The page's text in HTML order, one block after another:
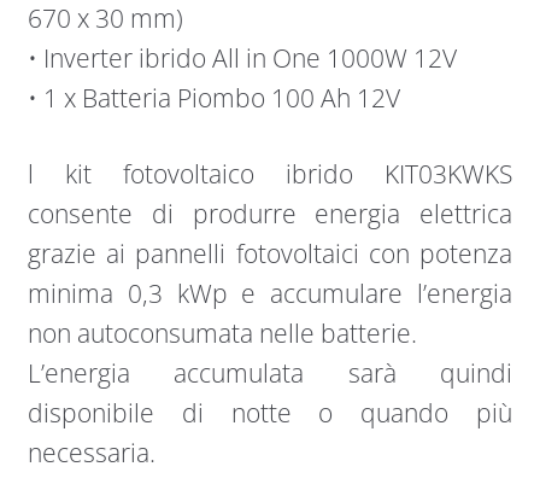
670 x 30 mm)
• Inverter ibrido All in One 1000W 12V
• 1 x Batteria Piombo 100 Ah 12V
l kit fotovoltaico ibrido KIT03KWKS
consente di produrre energia elettrica
grazie ai pannelli fotovoltaici con potenza
minima 0,3 kWp e accumulare l’energia
non autoconsumata nelle batterie.
L’energia accumulata sarà quindi
disponibile di notte o quando più
necessaria.